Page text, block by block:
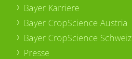
Bayer Karriere
Bayer CropScience Austria
Bayer CropScience Schweiz
Presse